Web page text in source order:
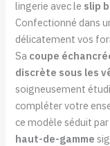
lingerie avec le slip
Confectionné dans
délicatement vos
Sa coupe
discrète sous les
soigneusement
compléter votre
ce modèle séduit
haut-de-gamme